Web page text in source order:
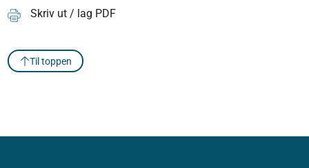
Skriv ut / lag PDF
Til toppen